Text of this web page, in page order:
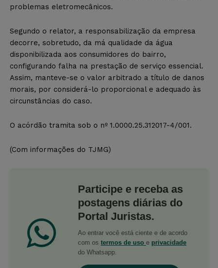
problemas eletromecânicos.
Segundo o relator, a responsabilização da empresa
decorre, sobretudo, da má qualidade da água
disponibilizada aos consumidores do bairro,
configurando falha na prestação de serviço essencial.
Assim, manteve-se o valor arbitrado a título de danos
morais, por considerá-lo proporcional e adequado às
circunstâncias do caso.
O acórdão tramita sob o nº 1.0000.25.312017-4/001.
(Com informações do TJMG)
Participe e receba as
postagens diárias do
Portal Juristas.
Ao entrar você está ciente e de acordo
com os termos de uso e privacidade
do Whatsapp.